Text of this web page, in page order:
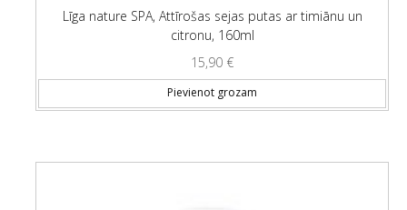
Līga nature SPA, Attīrošas sejas putas ar timiānu un
citronu, 160ml
15,90 €
Pievienot grozam